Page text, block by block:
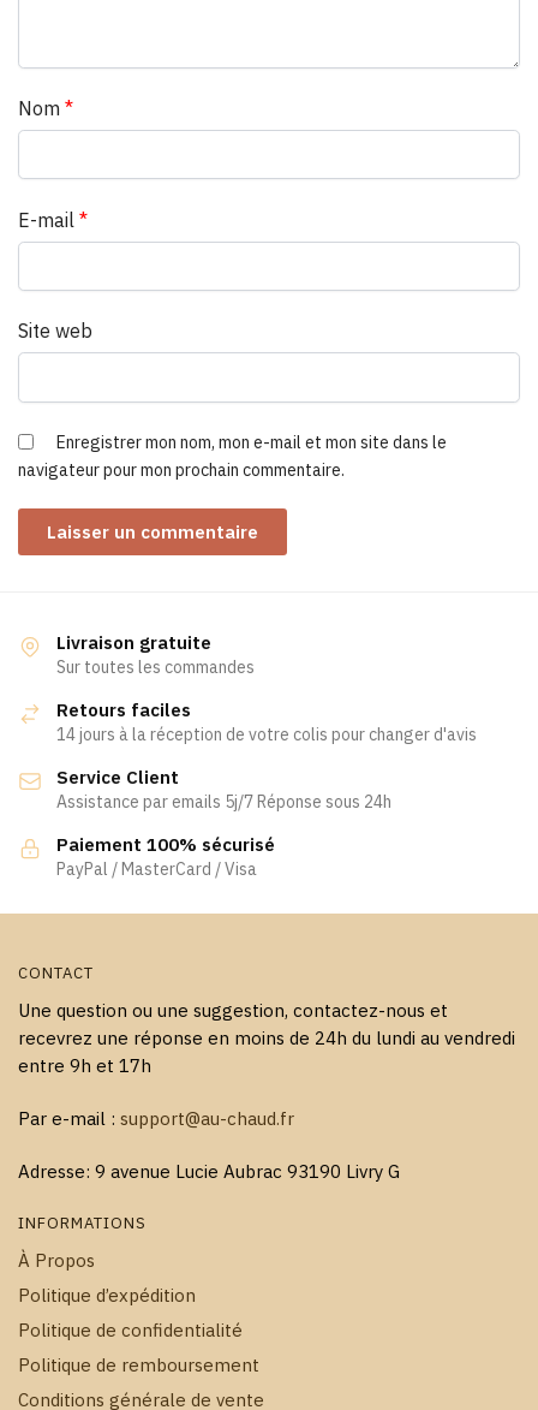
Nom *
E-mail *
Site web
Enregistrer mon nom, mon e-mail et mon site dans le
navigateur pour mon prochain commentaire.
Livraison gratuite
Sur toutes les commandes
Retours faciles
14 jours à la réception de votre colis pour changer d'avis
Service Client
Assistance par emails 5j/7 Réponse sous 24h
Paiement 100% sécurisé
PayPal / MasterCard / Visa
CONTACT
Une question ou une suggestion, contactez-nous et
recevrez une réponse en moins de 24h du lundi au vendredi
entre 9h et 17h
Par e-mail : support@au-chaud.fr
Adresse: 9 avenue Lucie Aubrac 93190 Livry G
INFORMATIONS
À Propos
Politique d’expédition
Politique de confidentialité
Politique de remboursement
Conditions générale de vente